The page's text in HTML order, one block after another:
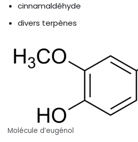
cinnamaldéhyde
divers terpènes
Molécule d’eugénol